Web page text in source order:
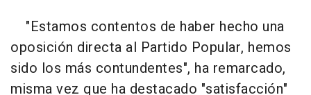
"Estamos contentos de haber hecho una
oposición directa al Partido Popular, hemos
sido los más contundentes", ha remarcado,
misma vez que ha destacado "satisfacción"